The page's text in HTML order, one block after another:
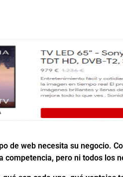
de web necesita su negocio.
pero ni todos los